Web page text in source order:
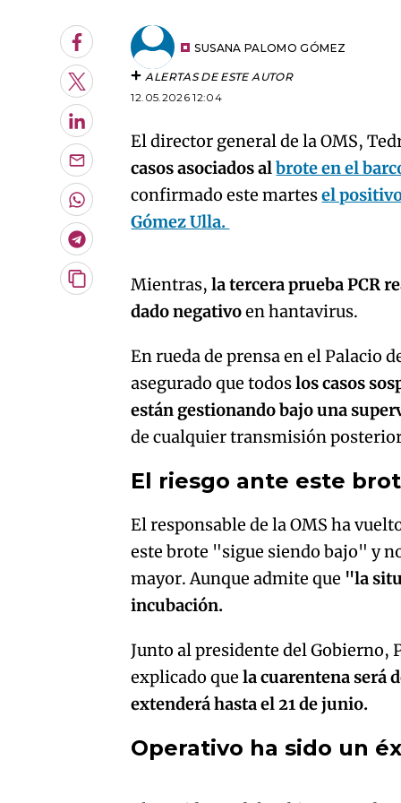
Facebook
Twitter
LinkedIn
Enviar
por
Email
Whatsapp
Telegram
Copiar
SUSANA PALOMO GÓMEZ
ALERTAS DE ESTE AUTOR
12.05.2026 12:04
El director general de la OMS,
casos asociados albrote en el
confirmado este martesel
Gómez Ulla.
Mientras,la tercera prueba PCR
dado negativoen hantavirus.
En rueda de prensa en el Palacio
asegurado que todoslos casos
están gestionando bajo una
de cualquier transmisión
El riesgo ante este
El responsable de la OMS ha
este brote "sigue siendo bajo" y
mayor. Aunque admite que "la
incubación.
Junto al presidente del Gobierno,
explicado que la cuarentena será
extenderá hasta el 21 de junio.
Operativo ha sido un